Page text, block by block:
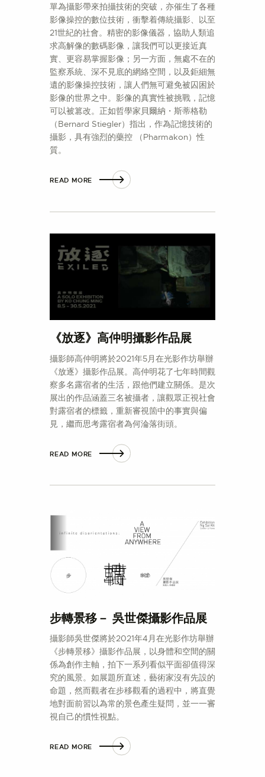
單為攝影帶來拍攝技術的突破，亦催生了各種
影像操控的數位技術，衝擊着傳統攝影、以至
21世紀的社會。精密的影像儀器，協助人類追
求高解像的數碼影像，讓我們可以更接近真
實、更容易掌握影像；另一方面，無處不在的
監察系統、深不見底的網絡空間，以及鉅細無
遺的影像操控技術，讓人們無可避免被囚困於
影像的世界之中。影像的真實性被挑戰，記憶
可以被篡改。正如哲學家貝爾納・斯蒂格勒
（Bernard Stiegler）指出，作為記憶技術的
攝影，具有強烈的藥控 （Pharmakon）性
質。
READ MORE
《放逐》高仲明攝影作品展
攝影師高仲明將於2021年5月在光影作坊舉辦
《放逐》攝影作品展。高仲明花了七年時間觀
察多名露宿者的生活，跟他們建立關係。是次
展出的作品涵蓋三名被攝者，讓觀眾正視社會
對露宿者的標籤，重新審視箇中的事實與偏
見，繼而思考露宿者為何淪落街頭。
READ MORE
步轉景移－ 吳世傑攝影作品展
攝影師吳世傑將於2021年4月在光影作坊舉辦
《步轉景移》攝影作品展，以身體和空間的關
係為創作主軸，拍下一系列看似平面卻值得深
究的風景。如展題所直述，藝術家沒有先設的
命題，然而觀者在步移觀看的過程中，將直覺
地對面前習以為常的景色產生疑問，並一一審
視自己的慣性視點。
READ MORE